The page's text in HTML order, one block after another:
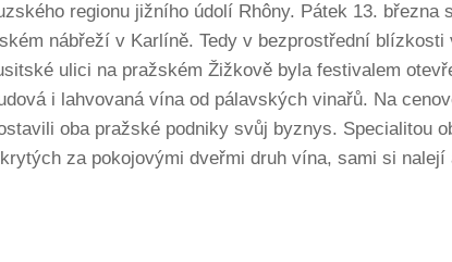
regionu jižního údolí Rhôny. Pátek 13.
nábřeží v Karlíně. Tedy v bezprostřední
ulici na pražském Žižkově byla festivalem
i lahvovaná vína od pálavských vinařů. Na
oba pražské podniky svůj byznys. Specialitou
za pokojovými dveřmi druh vína, sami si